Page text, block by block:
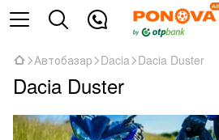
Автобазар Dacia Dacia Duster
Dacia Duster